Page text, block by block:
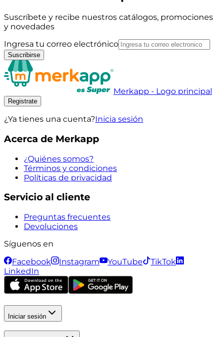
Suscríbete y recibe nuestros catálogos, promociones
y novedades
Ingresa tu correo electrónico
Suscribirse
Merkapp - Logo principal
Registrate
¿Ya tienes una cuenta?Inicia sesión
Acerca de Merkapp
¿Quiénes somos?
Términos y condiciones
Políticas de privacidad
Servicio al cliente
Preguntas frecuentes
Devoluciones
Síguenos en
Facebook
Instagram YouTube
TikTok
LinkedIn
Iniciar sesión